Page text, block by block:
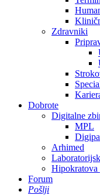
Zdravniki
Dobrote
Digitalne
MPL
Arhimed
Hipokratova
Forum
Pošlji